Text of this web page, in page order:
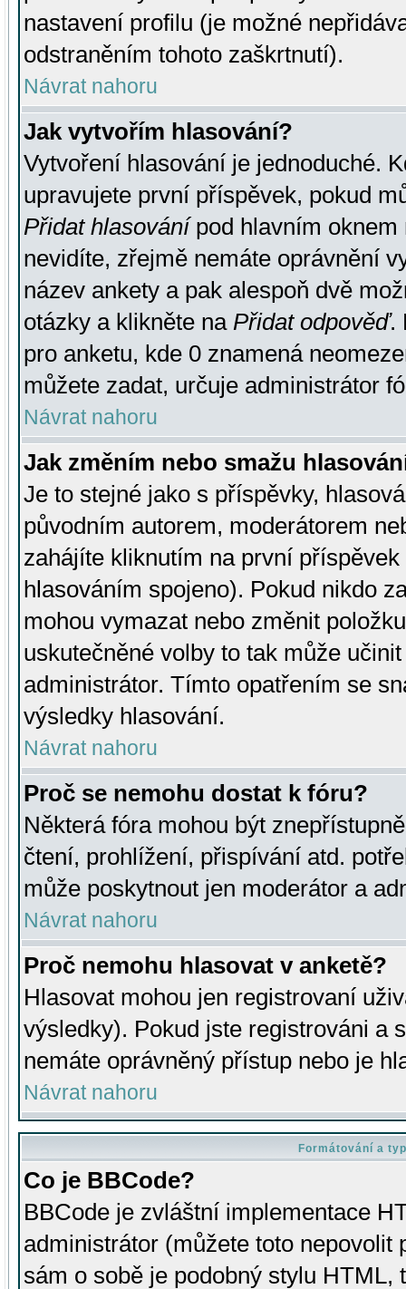
nastavení profilu (je možné
odstraněním tohoto zaškrtnutí).
Návrat nahoru
Jak vytvořím hlasování?
Vytvoření hlasování je jednoduché.
upravujete první příspěvek, pokud
Přidat hlasovánípod hlavním oknem
nevidíte, zřejmě nemáte oprávnění
název ankety a pak alespoň dvě
otázky a klikněte na Přidat odpověď.
pro anketu, kde 0 znamená
můžete zadat, určuje administrátor
Návrat nahoru
Jak změním nebo smažu
Je to stejné jako s příspěvky,
původním autorem, moderátorem
zahájíte kliknutím na první
hlasováním spojeno). Pokud nikdo
mohou vymazat nebo změnit
uskutečněné volby to tak může
administrátor. Tímto opatřením se
výsledky hlasování.
Návrat nahoru
Proč se nemohu dostat k fóru?
Některá fóra mohou být
čtení, prohlížení, přispívání atd.
může poskytnout jen moderátor a
Návrat nahoru
Proč nemohu hlasovat v anketě?
Hlasovat mohou jen registrovaní
výsledky). Pokud jste registrováni a
nemáte oprávněný přístup nebo je
Návrat nahoru
Formátování a
Co je BBCode?
BBCode je zvláštní implementace
administrátor (můžete toto
sám o sobě je podobný stylu HTML,